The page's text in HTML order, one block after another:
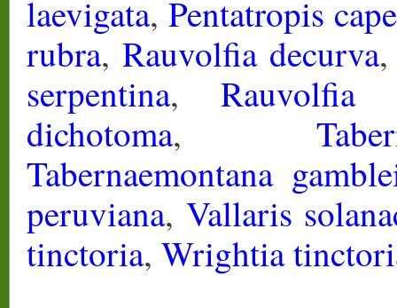
laevigata,Pentatropis
rubra,Rauvolfia decurva
serpentina,Rauvolfia
dichotoma,
Tabernaemontana
peruviana, Vallaris
tinctoria, Wrightia